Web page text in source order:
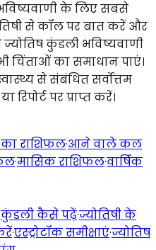
के लिए सबसे
से कॉल पर बात करें और
ज्योतिष कुंडली भविष्यवाणी
चिंताओं का समाधान पाएं।
से संबंधित सर्वोत्तम
रिपोर्ट पर प्राप्त करें।
राशिफल·आने वाले कल
·मासिक राशिफल·वार्षिक
कुंडली कैसे पढ़ें·ज्योतिषी के
·एस्ट्रोटॉक समीक्षाएं·ज्योतिष